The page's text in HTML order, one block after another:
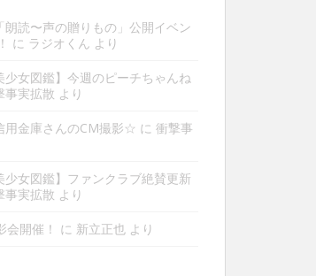
朗読〜声の贈りもの」公開イベン
に ラジオくん より
少女図鑑】今週のピーチちゃんね
事実拡散 より
金庫さんのCM撮影☆ に 衝撃事
少女図鑑】ファンクラブ絶賛更新
事実拡散 より
会開催！ に 新立正也 より